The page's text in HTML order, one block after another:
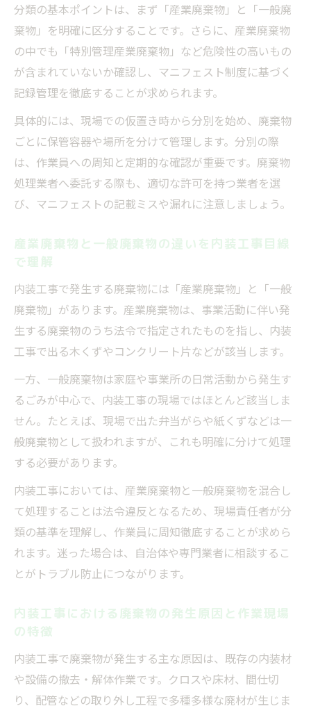
廃棄物処理法を守る内装工事現場の実務ポ
イント
内装工事の法令遵守に役立つ廃棄物管理チ
ェックリスト
元請業者が内装工事で負う廃棄物管理責任
の範囲
内装工事における不適正処理のリスクと注
意点
現場で役立つ産業廃棄物の分別ポイント
内装工事現場で即実践できる分別のコツと
手順
現場スタッフへ内装工事分別ルールを浸透
させる方法
内装工事の廃棄物分別でよくある誤解と正
分別作業のトラブル回避術を内装工事で実
廃棄物処理の責任範囲を明確にするコツ
内装工事における廃棄物処理責任の基本を
元請と下請の内装工事での責任分担の考え
方
廃棄物処理の責任範囲を契約で明確化する
内装工事術
と対策
イント
分類の基本ポイントは、まず「産業廃棄物」と「一般廃
棄物」を明確に区分することです。さらに、産業廃棄物
の中でも「特別管理産業廃棄物」など危険性の高いもの
が含まれていないか確認し、マニフェスト制度に基づく
記録管理を徹底することが求められます。
具体的には、現場での仮置き時から分別を始め、廃棄物
ごとに保管容器や場所を分けて管理します。分別の際
は、作業員への周知と定期的な確認が重要です。廃棄物
処理業者へ委託する際も、適切な許可を持つ業者を選
び、マニフェストの記載ミスや漏れに注意しましょう。
産業廃棄物と一般廃棄物の違いを内装工事目線
で理解
内装工事で発生する廃棄物には「産業廃棄物」と「一般
廃棄物」があります。産業廃棄物は、事業活動に伴い発
生する廃棄物のうち法令で指定されたものを指し、内装
工事で出る木くずやコンクリート片などが該当します。
一方、一般廃棄物は家庭や事業所の日常活動から発生す
るごみが中心で、内装工事の現場ではほとんど該当しま
せん。たとえば、現場で出た弁当がらや紙くずなどは一
般廃棄物として扱われますが、これも明確に分けて処理
する必要があります。
内装工事においては、産業廃棄物と一般廃棄物を混合し
て処理することは法令違反となるため、現場責任者が分
類の基準を理解し、作業員に周知徹底することが求めら
れます。迷った場合は、自治体や専門業者に相談するこ
とがトラブル防止につながります。
内装工事における廃棄物の発生原因と作業現場
の特徴
内装工事で廃棄物が発生する主な原因は、既存の内装材
や設備の撤去・解体作業です。クロスや床材、間仕切
り、配管などの取り外し工程で多種多様な廃材が生じま